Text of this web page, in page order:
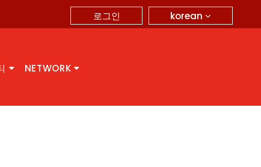
korean
로그인
NETWORK